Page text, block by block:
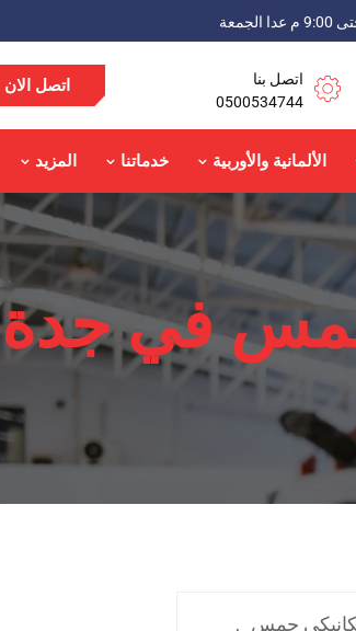
اتصل بنا
0500534744
اتصل الان
الألمانية والأوربية خدماتنا المزيد
في جدة
جمس ,